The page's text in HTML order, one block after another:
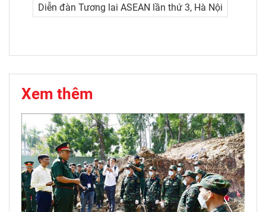
Diễn đàn Tương lai ASEAN lần thứ 3, Hà Nội
Xem thêm